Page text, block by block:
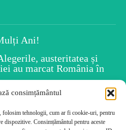
consimțământul
folosim tehnologii, cum ar fi cookie-uri, pentru
dispozitive. Consimțământul pentru aceste
Ani!
austeritatea și
au marcat România în
în fiecare dintre noi
după ce le-ai întâlnit?
tale!